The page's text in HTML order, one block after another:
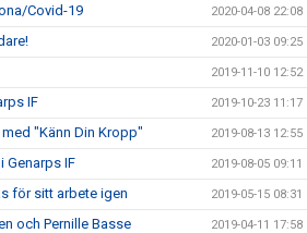
Covid-19 2020-04-08 22:08
2020-01-03 09:25
2019-11-10 12:52
IF 2019-10-23 11:17
"Känn Din Kropp" 2019-08-13 12:55
Genarps IF 2019-08-05 09:11
för sitt arbete igen 2019-05-15 08:31
och Pernille Basse 2019-04-11 17:58